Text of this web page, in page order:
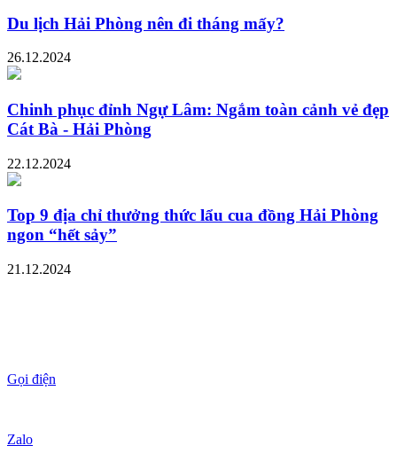
Du lịch Hải Phòng nên đi tháng mấy?
26.12.2024
Chinh phục đỉnh Ngự Lâm: Ngắm toàn cảnh vẻ đẹp
Cát Bà - Hải Phòng
22.12.2024
Top 9 địa chỉ thưởng thức lẩu cua đồng Hải Phòng
ngon “hết sảy”
21.12.2024
Gọi điện
Zalo